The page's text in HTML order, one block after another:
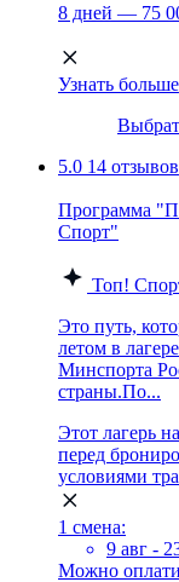
8 дней — 75
Узнать больше
5.0 14 отзывов
Программа
Спорт"
Топ!
Это путь,
летом в
Минспорта
страны.По...
Этот лагерь
перед
условиями
1 смена:
9 авг -
Можно